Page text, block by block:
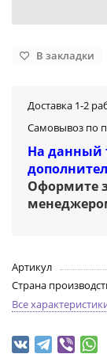
В закладки
Доставка 1-2
Самовывоз по
На данный
Оформите
Артикул
Страна
Все